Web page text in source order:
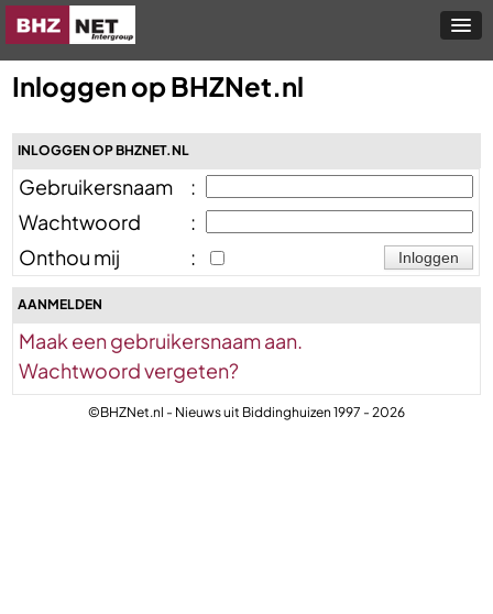
Inloggen op BHZNet.nl
INLOGGEN OP BHZNET.NL
Gebruikersnaam
:
Wachtwoord
:
Onthou mij
:
AANMELDEN
Maak een gebruikersnaam aan.
Wachtwoord vergeten?
©BHZNet.nl - Nieuws uit Biddinghuizen 1997 - 2026